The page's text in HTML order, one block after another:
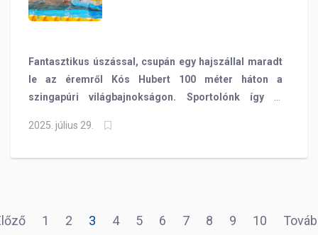
Fantasztikus úszással, csupán egy hajszállal maradt
le az éremről Kós Hubert 100 méter háton a
szingapúri világbajnokságon. Sportolónk így is
2025. július 29.
1 2 3 4 5 6 7 8 9 10